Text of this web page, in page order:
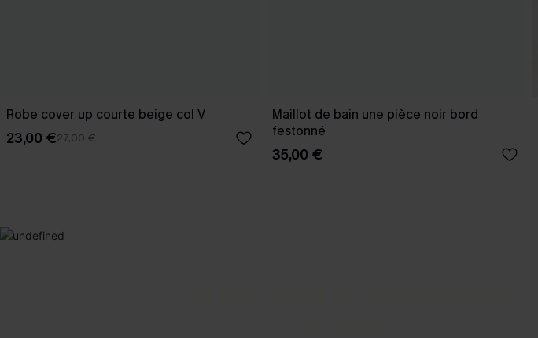
Robe cover up courte beige col V
23,00 €27,00 €
Maillot de bain une pièce noir bord
festonné
35,00 €